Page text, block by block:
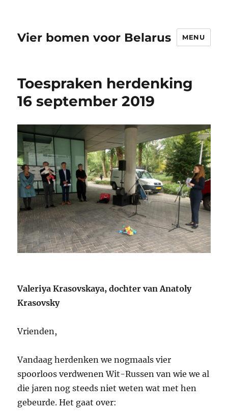
Vier bomen voor Belarus MENU
Toespraken herdenking
16 september 2019
Valeriya Krasovskaya, dochter van Anatoly
Krasovsky
Vrienden,
Vandaag herdenken we nogmaals vier
spoorloos verdwenen Wit-Russen van wie we al
die jaren nog steeds niet weten wat met hen
gebeurde. Het gaat over: